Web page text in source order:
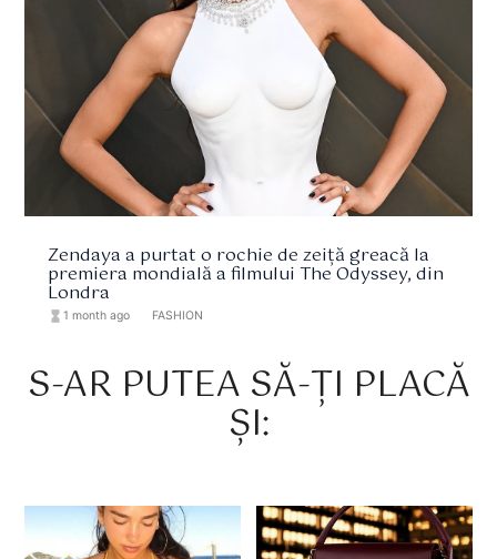
Zendaya a purtat o rochie de zeiță greacă la
premiera mondială a filmului The Odyssey, din
Londra
hourglass_full 1 month ago FASHION
S-AR PUTEA SĂ-ȚI PLACĂ
ȘI: